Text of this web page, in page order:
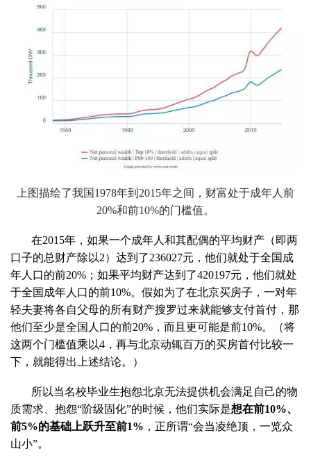
上图描绘了我国 1978年到 2015年之间，财富处于成年人前
20%和前10%的门槛值。
在2015年，如果一个成年人和其配偶的平均财产（即两
口子的总财产除以2）达到了236027元，他们就处于全国成
年人口的前20% ；如果平均财产达到了420197元，他们就处
于全国成年人口的前10%。假如为了在北京买房子，一对年
轻夫妻将各自父母的所有财产搜罗过来就能够支付首付，那
他们至少是全国人口的前20% ，而且更可能是前10%。（将
这两个门槛值乘以4 ，再与北京动辄百万的买房首付比较一
下，就能得出上述结论。）
所以当名校毕业生抱怨北京无法提供机会满足自己的物
质需求、抱怨“阶级固化”的时候，他们实际是想在前10%、
前5%的基础上跃升至前1% ，正所谓“会当凌绝顶，一览众
山小”。